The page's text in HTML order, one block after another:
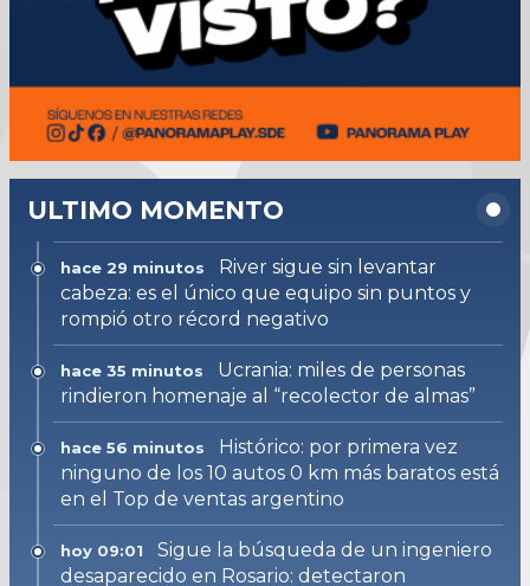
ULTIMO MOMENTO
hace 29 minutos
River sigue sin levantar
cabeza: es el único que equipo sin puntos y
rompió otro récord negativo
hace 35 minutos
Ucrania: miles de personas
rindieron homenaje al “recolector de almas”
hace 56 minutos
Histórico: por primera vez
ninguno de los 10 autos 0 km más baratos está
en el Top de ventas argentino
hoy 09:01
Sigue la búsqueda de un ingeniero
desaparecido en Rosario: detectaron